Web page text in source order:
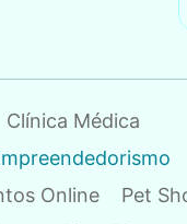
Clínica Médica
Online
Pet